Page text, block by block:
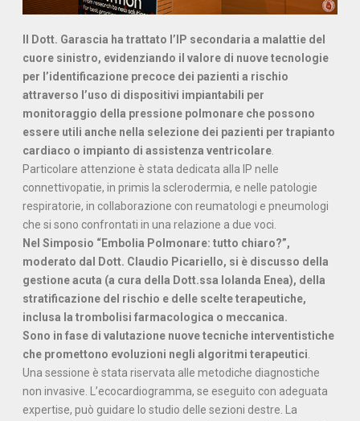
Il Dott. Garascia ha trattato l’IP secondaria a malattie del
cuore sinistro, evidenziando il valore di nuove tecnologie
per l’identificazione precoce dei pazienti a rischio
attraverso l’uso di dispositivi impiantabili per
monitoraggio della pressione polmonare che possono
essere utili anche nella selezione dei pazienti per trapianto
cardiaco o impianto di assistenza ventricolare.
Particolare attenzione è stata dedicata alla IP nelle
connettivopatie, in primis la sclerodermia, e nelle patologie
respiratorie, in collaborazione con reumatologi e pneumologi
che si sono confrontati in una relazione a due voci.
Nel Simposio “Embolia Polmonare: tutto chiaro?”,
moderato dal Dott. Claudio Picariello, si è discusso della
gestione acuta (a cura della Dott.ssa Iolanda Enea), della
stratificazione del rischio e delle scelte terapeutiche,
inclusa la trombolisi farmacologica o meccanica.
Sono in fase di valutazione nuove tecniche interventistiche
che promettono evoluzioni negli algoritmi terapeutici.
Una sessione è stata riservata alle metodiche diagnostiche
non invasive. L’ecocardiogramma, se eseguito con adeguata
expertise, può guidare lo studio delle sezioni destre. La